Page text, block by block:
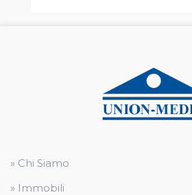
» Chi Siamo
» Immobili